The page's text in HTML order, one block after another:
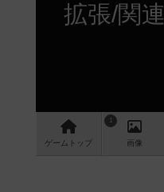
拡張/関
ゲーム トップ
1
画像